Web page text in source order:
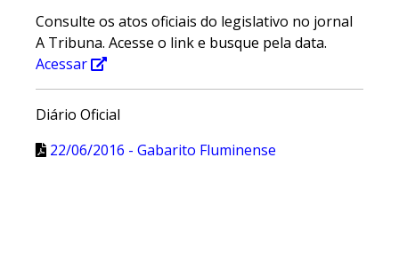
Consulte os atos oficiais do legislativo no jornal
A Tribuna. Acesse o link e busque pela data.
Acessar
Diário Oficial
22/06/2016 - Gabarito Fluminense